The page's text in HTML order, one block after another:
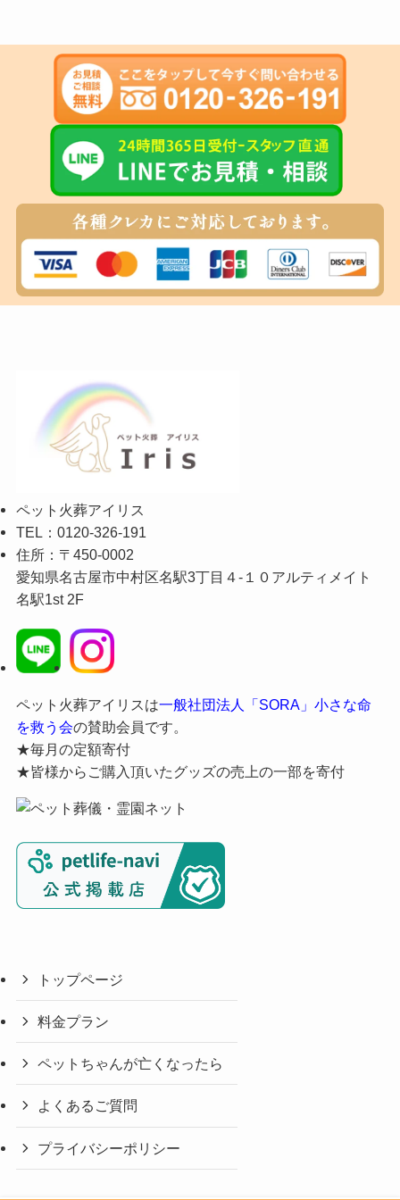
ペット火葬アイリス
TEL：0120-326-191
住所：〒450-0002
愛知県名古屋市中村区名駅3丁目４-１０アルティメイト
名駅1st 2F
ペット火葬アイリスは一般社団法人「SORA」小さな命
を救う会の賛助会員です。
★毎月の定額寄付
★皆様からご購入頂いたグッズの売上の一部を寄付
トップページ
料金プラン
ペットちゃんが亡くなったら
よくあるご質問
プライバシーポリシー